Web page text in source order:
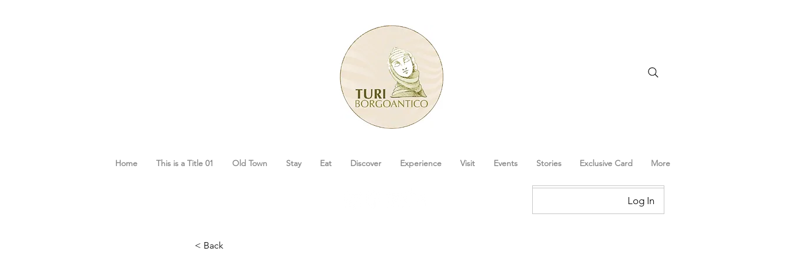
Home This is a Title 01 Old Town Stay Eat Discover Experience Visit Events Stories Exclusive Card More
Log In
< Back
Log In